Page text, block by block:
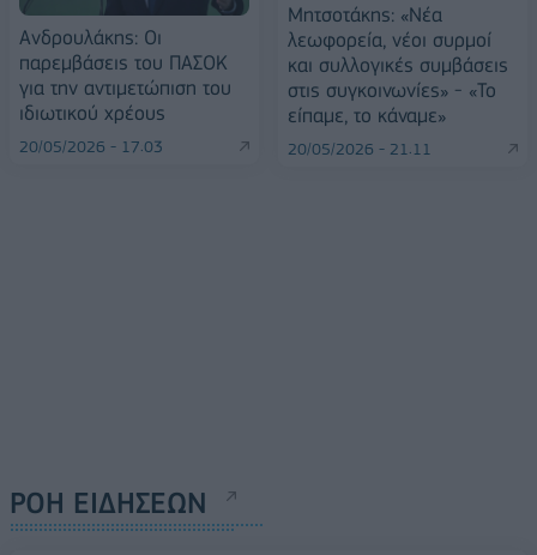
Ανδρουλάκης: Oι
παρεμβάσεις του ΠΑΣΟΚ
για την αντιμετώπιση του
ιδιωτικού χρέους
20/05/2026 - 17:03
Μητσοτάκης: «Νέα
λεωφορεία, νέοι συρμοί
και συλλογικές συμβάσεις
στις συγκοινωνίες» - «Το
είπαμε, το κάναμε»
20/05/2026 - 21:11
ΡΟΗ ΕΙΔΗΣΕΩΝ